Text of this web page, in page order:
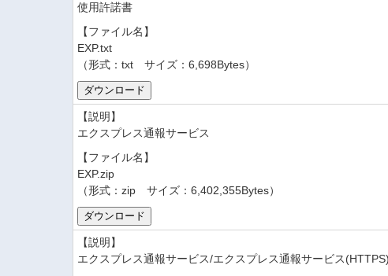
使用許諾書
【ファイル名】
EXP.txt
（形式：txt サイズ：6,698Bytes）
【説明】
エクスプレス通報サービス
【ファイル名】
EXP.zip
（形式：zip サイズ：6,402,355Bytes）
【説明】
エクスプレス通報サービス/エクスプレス通報サービス